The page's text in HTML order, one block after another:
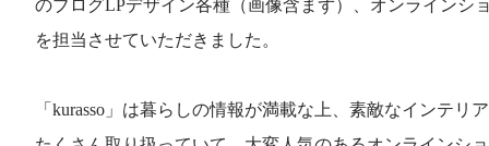
のブログLPデザイン各種（画像含まず）、オンラインシ
を担当させていただきました。
「kurasso」は暮らしの情報が満載な上、素敵なインテリ